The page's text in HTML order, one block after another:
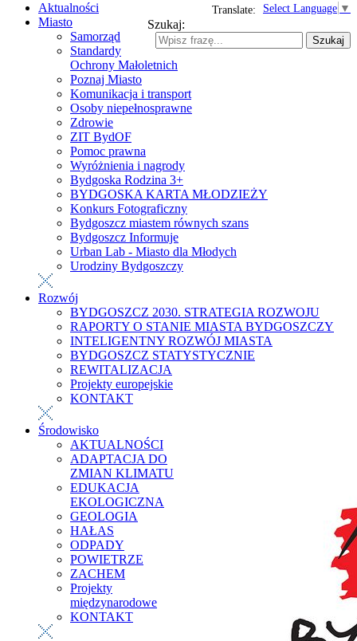
Select Language ▼
Translate:
Szukaj:
Szukaj
Aktualności
Miasto
Samorząd
Standardy
Ochrony Małoletnich
Poznaj Miasto
Komunikacja i transport
Osoby niepełnosprawne
Zdrowie
ZIT BydOF
Pomoc prawna
Wyróżnienia i nagrody
Bydgoska Rodzina 3+
BYDGOSKA KARTA MŁODZIEŻY
Konkurs Fotograficzny
Bydgoszcz miastem równych szans
Bydgoszcz Informuje
Urban Lab - Miasto dla Młodych
Urodziny Bydgoszczy
Rozwój
BYDGOSZCZ 2030. STRATEGIA ROZWOJU
RAPORTY O STANIE MIASTA BYDGOSZCZY
INTELIGENTNY ROZWÓJ MIASTA
BYDGOSZCZ STATYSTYCZNIE
REWITALIZACJA
Projekty europejskie
KONTAKT
Środowisko
AKTUALNOŚCI
ADAPTACJA DO
ZMIAN KLIMATU
EDUKACJA
EKOLOGICZNA
GEOLOGIA
HAŁAS
ODPADY
POWIETRZE
ZACHEM
Projekty
międzynarodowe
KONTAKT